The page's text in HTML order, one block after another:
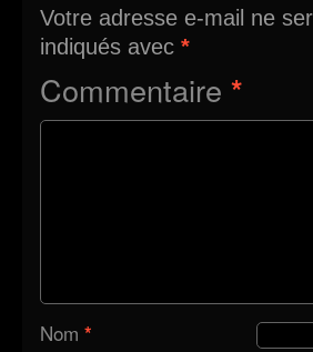
Votre adresse e-mail ne
indiqués avec *
Commentaire *
Nom *